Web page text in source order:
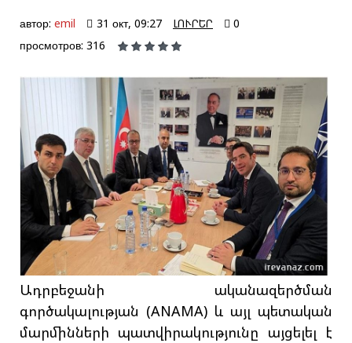
автор: emil 31 окт, 09:27 ԼՈՒՐԵՐ
0
просмотров: 316
Ադրբեջանի ականազերծման
գործակալության (ANAMA) և այլ պետական
մարմինների պատվիրակությունը այցելել է